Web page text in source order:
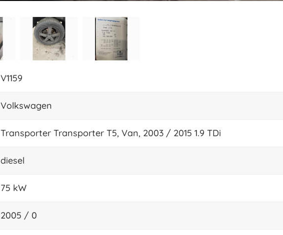
V1159
Volkswagen
Transporter Transporter T5, Van, 2003 / 2015 1.9 TDi
diesel
75 kW
2005 / 0